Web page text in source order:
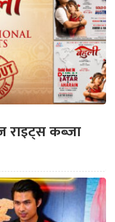
राइट्स कब्जा